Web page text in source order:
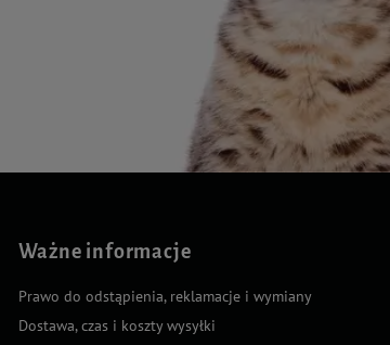
Ważne informacje
Prawo do odstąpienia, reklamacje i wymiany
Dostawa, czas i koszty wysyłki